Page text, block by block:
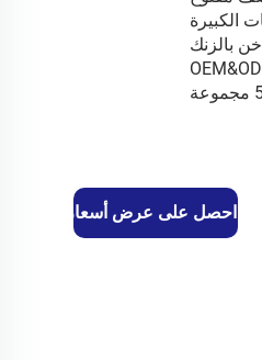
الكبيرة
بالزنك
احصل على عرض أسعار